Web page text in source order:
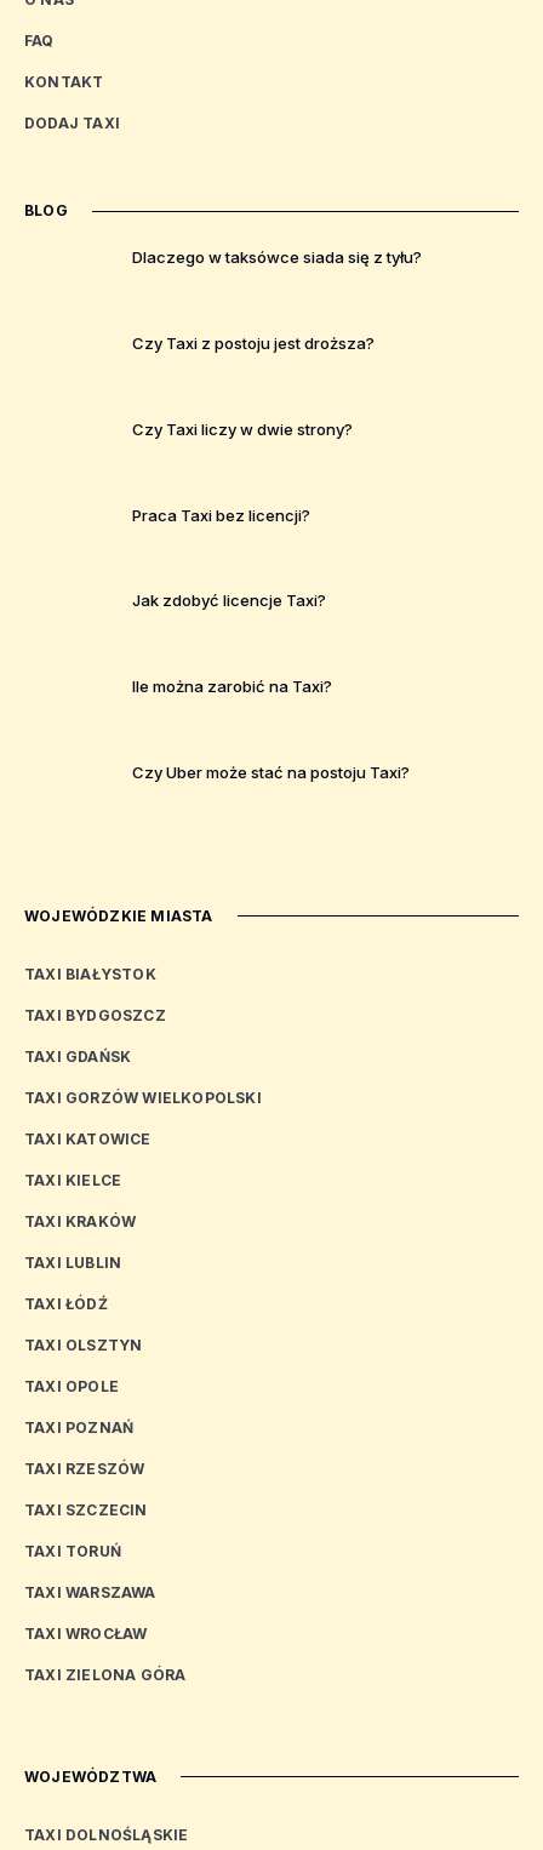
FAQ
KONTAKT
DODAJ TAXI
BLOG
Dlaczego w taksówce siada się z tyłu?
Czy Taxi z postoju jest droższa?
Czy Taxi liczy w dwie strony?
Praca Taxi bez licencji?
Jak zdobyć licencje Taxi?
Ile można zarobić na Taxi?
Czy Uber może stać na postoju Taxi?
WOJEWÓDZKIE MIASTA
TAXI BIAŁYSTOK
TAXI BYDGOSZCZ
TAXI GDAŃSK
TAXI GORZÓW WIELKOPOLSKI
TAXI KATOWICE
TAXI KIELCE
TAXI KRAKÓW
TAXI LUBLIN
TAXI ŁÓDŹ
TAXI OLSZTYN
TAXI OPOLE
TAXI POZNAŃ
TAXI RZESZÓW
TAXI SZCZECIN
TAXI TORUŃ
TAXI WARSZAWA
TAXI WROCŁAW
TAXI ZIELONA GÓRA
WOJEWÓDZTWA
TAXI DOLNOŚLĄSKIE